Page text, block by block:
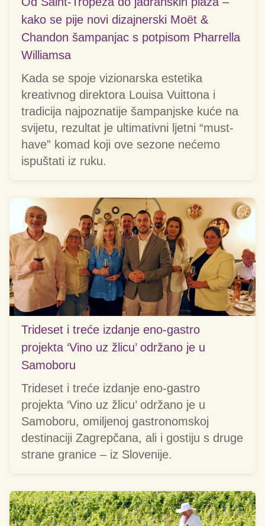
kako se pije novi dizajnerski Moët &
Chandon šampanjac s potpisom Pharrella
Williamsa
Kada se spoje vizionarska estetika
kreativnog direktora Louisa Vuittona i
tradicija najpoznatije šampanjske kuće na
svijetu, rezultat je ultimativni ljetni “must-
have” komad koji ove sezone nećemo
ispuštati iz ruku.
Trideset i treće izdanje eno-gastro
projekta ‘Vino uz žlicu’ održano je u
Samoboru
Trideset i treće izdanje eno-gastro
projekta ‘Vino uz žlicu’ održano je u
Samoboru, omiljenoj gastronomskoj
destinaciji Zagrepčana, ali i gostiju s druge
strane granice – iz Slovenije.